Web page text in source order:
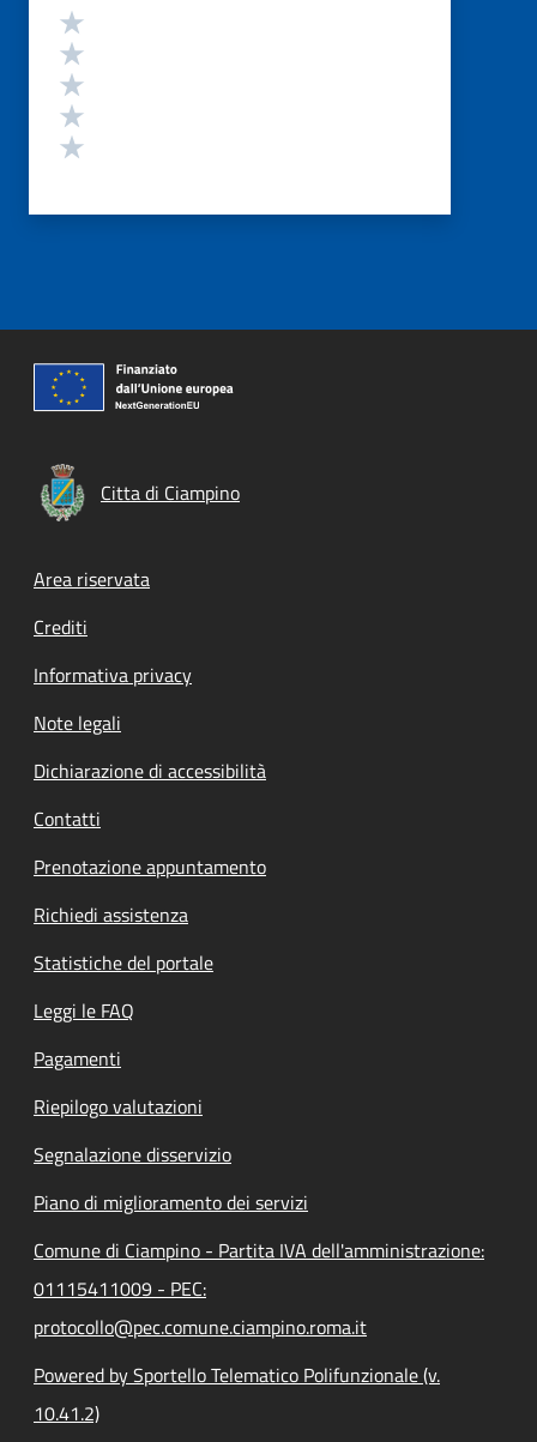
Valutazione
Citta di Ciampino
Footer menu
Area riservata
Crediti
Informativa privacy
Note legali
Dichiarazione di accessibilità
Contatti
Prenotazione appuntamento
Richiedi assistenza
Statistiche del portale
Leggi le FAQ
Pagamenti
Riepilogo valutazioni
Segnalazione disservizio
Piano di miglioramento dei servizi
Comune di Ciampino - Partita IVA dell'amministrazione:
01115411009 - PEC:
protocollo@pec.comune.ciampino.roma.it
Powered by Sportello Telematico Polifunzionale (v.
10.41.2)